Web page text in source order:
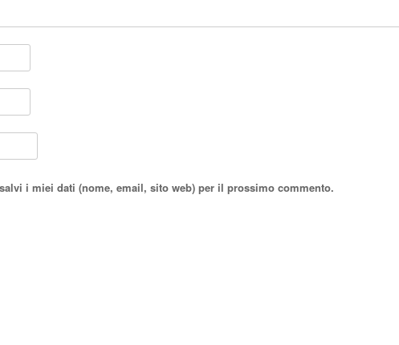
i miei dati (nome, email, sito web) per il prossimo commento.